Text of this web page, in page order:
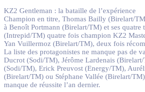
KZ2 Gentleman : la bataille de l’expérience
Champion en titre, Thomas Bailly (Birelart/
à Benoît Portmann (Birelart/TM) et ses quatre
(Intrepid/TM) quatre fois champion KZ2
Yan Vuillermoz (Birelart/TM), deux fois
La liste des protagonistes ne manque pas de
Ducrot (Sodi/TM), Jérôme Lardenais
(Sodi/TM), Erick Preuvost (Energy/TM),
(Birelart/TM) ou Stéphane Vallée (Birelart/
manque de réussite l’an dernier.